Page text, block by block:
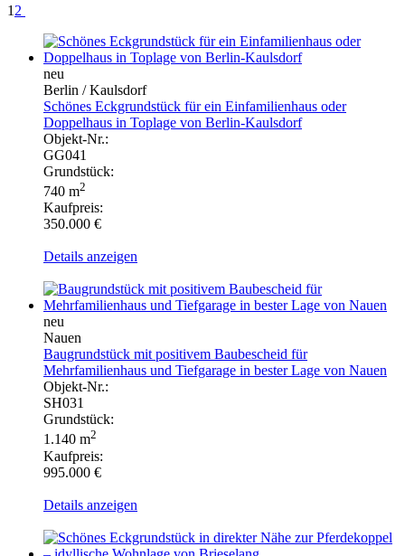
1 2
neu
Berlin / Kaulsdorf
Schönes Eckgrundstück für ein Einfamilienhaus oder
Doppelhaus in Toplage von Berlin-Kaulsdorf
Objekt-Nr.:
GG041
Grundstück:
740 m2
Kaufpreis:
350.000 €
Details anzeigen
neu
Nauen
Baugrundstück mit positivem Baubescheid für
Mehrfamilienhaus und Tiefgarage in bester Lage von Nauen
Objekt-Nr.:
SH031
Grundstück:
1.140 m2
Kaufpreis:
995.000 €
Details anzeigen